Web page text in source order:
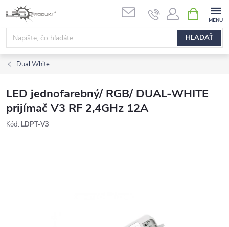
Prejsť
na
obsah
HĽADAŤ
KOŠÍK
Dual White
LED jednofarebný/ RGB/ DUAL-WHITE
prijímač V3 RF 2,4GHz 12A
Kód: LDPT-V3